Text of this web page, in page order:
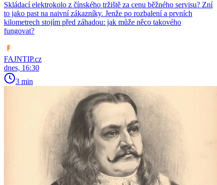
Skládací elektrokolo z čínského tržiště za cenu běžného servisu? Zní
to jako past na naivní zákazníky. Jenže po rozbalení a prvních
kilometrech stojím před záhadou: jak může něco takového
fungovat?
FAJNTIP.cz
dnes, 16:30
3 min